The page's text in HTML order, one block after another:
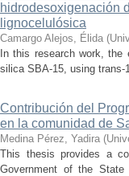
hidrodesoxigenación
lignocelulósica
Camargo Alejos, Élida (
In this research work,
silica SBA-15, using trans-
Contribución del
en la comunidad de
Medina Pérez, Yadira (
This thesis provides a
Government of the